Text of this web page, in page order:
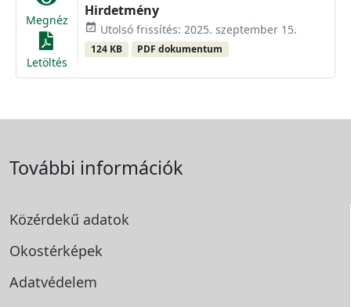
Megnéz
Letöltés
Hirdetmény
event_available Utolsó frissítés: 2025. szeptember 15.
124 KB PDF dokumentum
További információk
Közérdekű adatok
Okostérképek
Adatvédelem